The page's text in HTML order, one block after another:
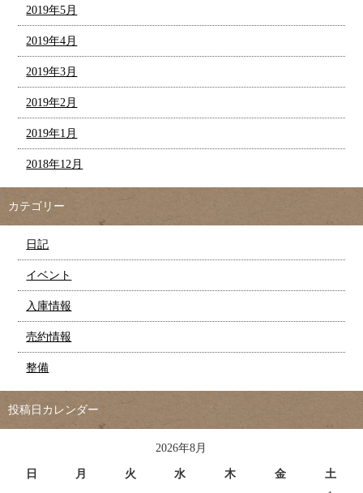
2019年5月
2019年4月
2019年3月
2019年2月
2019年1月
2018年12月
カテゴリー
日記
イベント
入庫情報
売約情報
整備
投稿日カレンダー
2026年8月
日 月 火 水 木 金
土